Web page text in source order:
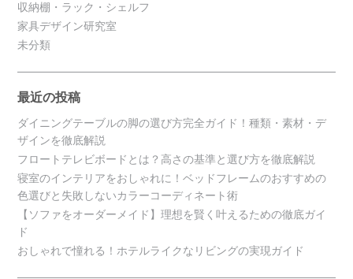
収納棚・ラック・シェルフ
家具デザイン研究室
未分類
最近の投稿
ダイニングテーブルの脚の選び方完全ガイド！種類・素材・デ
ザインを徹底解説
フロートテレビボードとは？高さの基準と選び方を徹底解説
寝室のインテリアをおしゃれに！ベッドフレームのおすすめの
色選びと失敗しないカラーコーディネート術
【ソファをオーダーメイド】理想を賢く叶えるための徹底ガイ
ド
おしゃれで憧れる！ホテルライクなリビングの実現ガイド